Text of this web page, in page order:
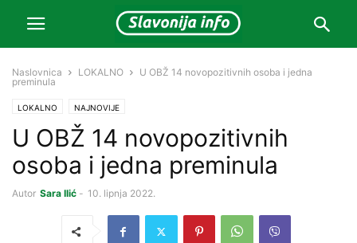
Naslovnica LOKALNO
U OBŽ 14 novopozitivnih osoba i jedna
preminula
LOKALNO NAJNOVIJE
U OBŽ 14 novopozitivnih
osoba i jedna preminula
Autor Sara Ilić - 10. lipnja 2022.